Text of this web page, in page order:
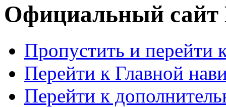
Официальный
Пропустить и перейти
Перейти к Главной
Перейти к